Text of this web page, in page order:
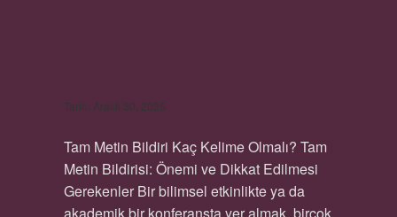
Tarih: Aralık 30, 2025
Tam Metin Bildiri Kaç Kelime Olmalı? Tam
Metin Bildirisi: Önemi ve Dikkat Edilmesi
Gerekenler Bir bilimsel etkinlikte ya da
akademik bir konferansta yer almak, birçok